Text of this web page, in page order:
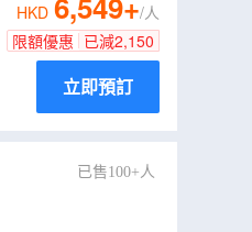
HKD
/人
限額優惠 已減2,150
立即預訂
已售100+人